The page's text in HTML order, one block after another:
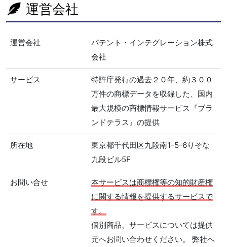
運営会社
運営会社
パテント・インテグレーション株式
会社
サービス
特許庁発行の過去２０年、約３００
万件の商標データを収録した、国内
最大規模の商標情報サービス『ブラ
ンドテラス』の提供
所在地
東京都千代田区九段南1-5-6りそな
九段ビル5F
お問い合せ
本サービスは商標権等の知的財産権
に関する情報を提供するサービスで
す。
個別商品、サービスについては提供
元へお問い合わせください。 弊社へ